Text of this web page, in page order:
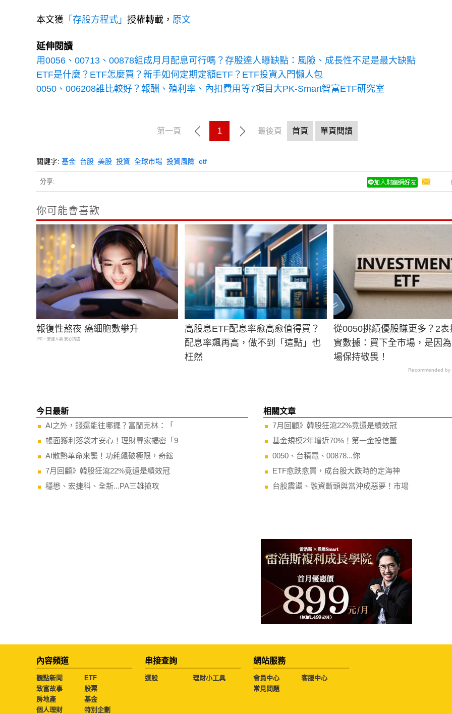
本文獲 「存股方程式」 授權轉載， 原文
延伸閱讀
用0056、00713、00878組成月月配息可行嗎？存股達人曝缺點：風險、成長性不足是最大缺點
ETF是什麼？ETF怎麼買？新手如何定期定額ETF？ETF投資入門懶人包
0050、006208誰比較好？報酬、殖利率、內扣費用等7項目大PK-Smart智富ETF研究室
第一頁 1 最後頁 首頁 單頁閱讀
關鍵字: 基金 台股 美股 投資 全球市場 投資風險 etf
分享:
你可能會喜歡
報復性熬夜 癌細胞數攀升
PR・安達人壽 安心抗癌
高股息ETF配息率愈高愈值得買？
配息率飆再高，做不到「這點」也
枉然
從0050挑績優股賺更多？2表
實數據：買下全市場，是因
場保持敬畏！
Recommended by
今日最新
AI之外，錢還能往哪擺？富蘭克林：「
帳面獲利落袋才安心！理財專家揭密「9
AI散熱革命來襲！功耗飆破極限，奇鋐
7月回顧》韓股狂瀉22%竟還是績效冠
穩懋、宏捷科、全新...PA三雄搶攻
相關文章
7月回顧》韓股狂瀉22%竟還是績效冠
基金規模2年增近70%！第一金投信董
0050、台積電、00878...你
ETF愈跌愈買，成台股大跌時的定海神
台股震盪、融資斷頭與當沖成惡夢！市場
內容頻道
觀點新聞
ETF
致富故事
股票
房地產
基金
個人理財
特別企劃
串接查詢
選股 理財小工具
網站服務
會員中心
客服中心
常見問題